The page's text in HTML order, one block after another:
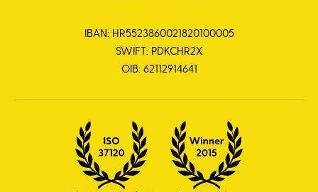
IBAN: HR5523860021820100005
SWIFT: PDKCHR2X
OIB: 62112914641